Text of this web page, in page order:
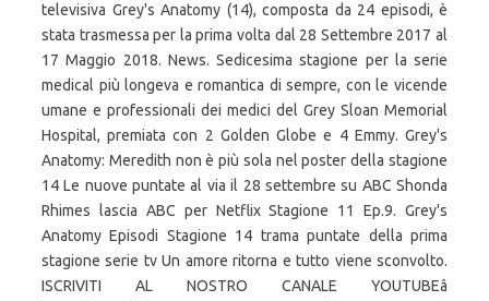
televisiva Grey's Anatomy (14), composta da 24 episodi, è
stata trasmessa per la prima volta dal 28 Settembre 2017 al
17 Maggio 2018. News. Sedicesima stagione per la serie
medical più longeva e romantica di sempre, con le vicende
umane e professionali dei medici del Grey Sloan Memorial
Hospital, premiata con 2 Golden Globe e 4 Emmy. Grey's
Anatomy: Meredith non è più sola nel poster della stagione
14 Le nuove puntate al via il 28 settembre su ABC Shonda
Rhimes lascia ABC per Netflix Stagione 11 Ep.9. Grey's
Anatomy Episodi Stagione 14 trama puntate della prima
stagione serie tv Un amore ritorna e tutto viene sconvolto.
ISCRIVITI AL NOSTRO CANALE YOUTUBEâ